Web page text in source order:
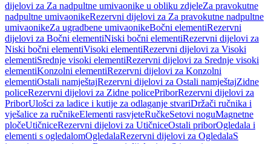
dijelovi za Za nadpultne umivaonike u obliku zdjeleZa pravokutne
nadpultne umivaonikeRezervni dijelovi za Za pravokutne nadpultne
umivaonikeZa ugradbene umivaonikeBočni elementiRezervni
dijelovi za Bočni elementiNiski bočni elementiRezervni dijelovi za
Niski bočni elementiVisoki elementiRezervni dijelovi za Visoki
elementiSrednje visoki elementiRezervni dijelovi za Srednje visoki
elementiKonzolni elementiRezervni dijelovi za Konzolni
elementiOstali namještajRezervni dijelovi za Ostali namještajZidne
policeRezervni dijelovi za Zidne policePriborRezervni dijelovi za
PriborUlošci za ladice i kutije za odlaganje stvariDržači ručnika i
vješalice za ručnikeElementi rasvjeteRučkeSetovi noguMagnetne
pločeUtičniceRezervni dijelovi za UtičniceOstali priborOgledala i
elementi s ogledalomOgledalaRezervni dijelovi za OgledalaS